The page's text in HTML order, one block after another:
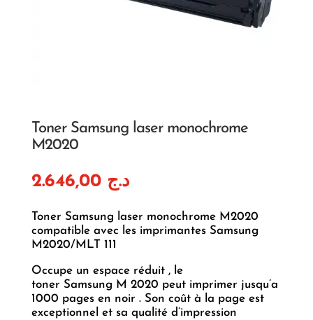
Toner Samsung laser monochrome
M2020
د.ج 2.646,00
Toner Samsung laser monochrome M2020
compatible avec les imprimantes Samsung
M2020/MLT 111
Occupe un espace réduit , le
toner Samsung M 2020 peut imprimer jusqu’a
1000 pages en noir . Son coût à la page est
exceptionnel et sa qualité d’impression